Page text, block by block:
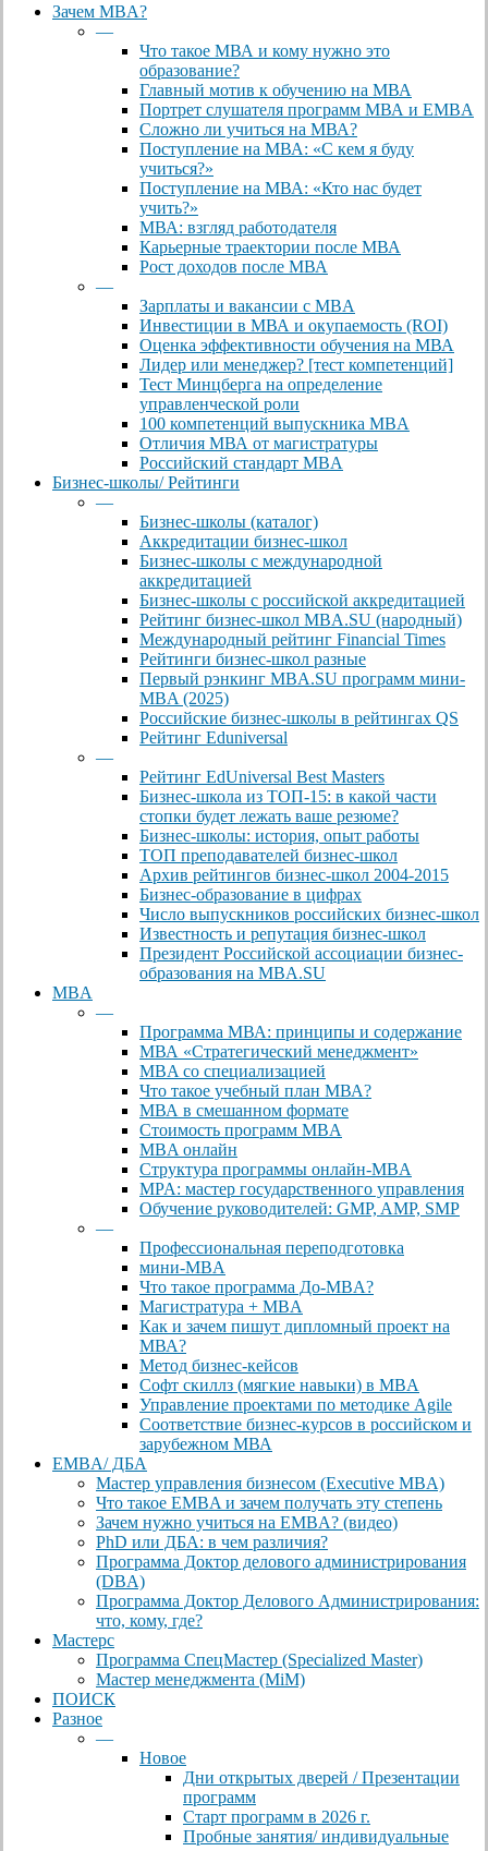
Close
Зачем MBA?
—
Что такое МВА и кому нужно это
образование?
Главный мотив к обучению на МВА
Портрет слушателя программ МВА и EMBA
Сложно ли учиться на МВА?
Поступление на МВА: «С кем я буду
учиться?»
Поступление на МВА: «Кто нас будет
учить?»
МВА: взгляд работодателя
Карьерные траектории после МВА
Рост доходов после МВА
—
Зарплаты и вакансии с MBA
Инвестиции в МВА и окупаемость (ROI)
Оценка эффективности обучения на МВА
Лидер или менеджер? [тест компетенций]
Тест Минцберга на определение
управленческой роли
100 компетенций выпускника MBA
Отличия МВА от магистратуры
Российский стандарт MBA
Бизнес-школы/ Рейтинги
—
Бизнес-школы (каталог)
Аккредитации бизнес-школ
Бизнес-школы с международной
аккредитацией
Бизнес-школы с российской аккредитацией
Рейтинг бизнес-школ MBA.SU (народный)
Международный рейтинг Financial Times
Рейтинги бизнес-школ разные
Первый рэнкинг MBA.SU программ мини-
MBA (2025)
Российские бизнес-школы в рейтингах QS
Рейтинг Eduniversal
—
Рейтинг EdUniversal Best Masters
Бизнес-школа из ТОП-15: в какой части
стопки будет лежать ваше резюме?
Бизнес-школы: история, опыт работы
ТОП преподавателей бизнес-школ
Архив рейтингов бизнес-школ 2004-2015
Бизнес-образование в цифрах
Число выпускников российских бизнес-школ
Известность и репутация бизнес-школ
Президент Российской ассоциации бизнес-
образования на MBA.SU
MBA
—
Программа МВА: принципы и содержание
МВА «Cтратегический менеджмент»
MBA со специализацией
Что такое учебный план МВА?
МВА в смешанном формате
Стоимость программ MBA
MBA онлайн
Cтруктура программы онлайн-MBA
MPA: мастер государственного управления
Обучение руководителей: GMP, AMP, SMP
—
Профессиональная переподготовка
мини-MBA
Что такое программа До-MBA?
Магистратура + MBA
Как и зачем пишут дипломный проект на
МВА?
Метод бизнес-кейсов
Софт скиллз (мягкие навыки) в MBA
Управление проектами по методике Agile
Соответствие бизнес-курсов в российском и
зарубежном МВА
EMBA/ ДБA
Мастер управления бизнесом (Executive MBA)
Что такое EMBA и зачем получать эту степень
Зачем нужно учиться на EMBA? (видео)
PhD или ДБА: в чем различия?
Программа Доктор делового администрирования
(DBА)
Программа Доктор Делового Администрирования:
что, кому, где?
Мастерс
Программа СпецМастер (Specialized Master)
Мастер менеджмента (MiM)
ПОИСК
Разное
—
Новое
Дни открытых дверей / Презентации
программ
Старт программ в 2026 г.
Пробные занятия/ индивидуальные